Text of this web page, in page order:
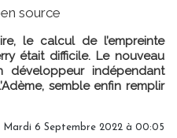
source
le calcul de l’empreinte
était difficile. Le nouveau
développeur indépendant
semble enfin remplir
Mardi 6 Septembre 2022 à 00:05